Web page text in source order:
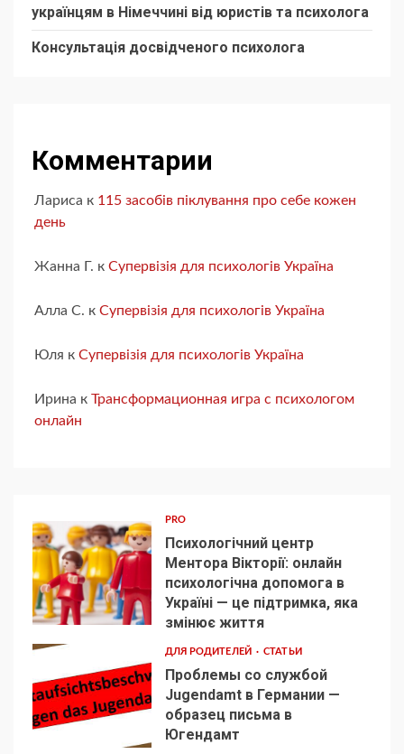
українцям в Німеччині від юристів та психолога
Консультація досвідченого психолога
Комментарии
Лариса к 115 засобів піклування про себе кожен
день
Жанна Г. к Супервізія для психологів Україна
Алла С. к Супервізія для психологів Україна
Юля к Супервізія для психологів Україна
Ирина к Трансформационная игра с психологом
онлайн
1
PRO
Психологічний центр
Ментора Вікторії: онлайн
психологічна допомога в
Україні — це підтримка, яка
змінює життя
2
ДЛЯ РОДИТЕЛЕЙ СТАТЬИ
Проблемы со службой
Jugendamt в Германии —
образец письма в
Югендамт